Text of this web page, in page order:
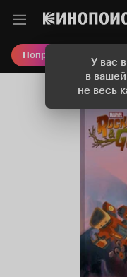
У вас
в
не весь
Попробовать Плюс